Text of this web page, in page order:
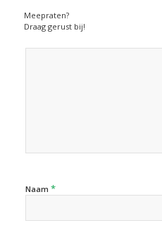
Meepraten?
Draag gerust bij!
Naam *